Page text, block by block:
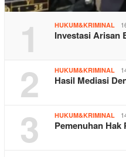
1 HUKUM&KRIMINAL
Investasi Arisan
2 HUKUM&KRIMINAL
Hasil Mediasi
3 HUKUM&KRIMINAL
Pemenuhan